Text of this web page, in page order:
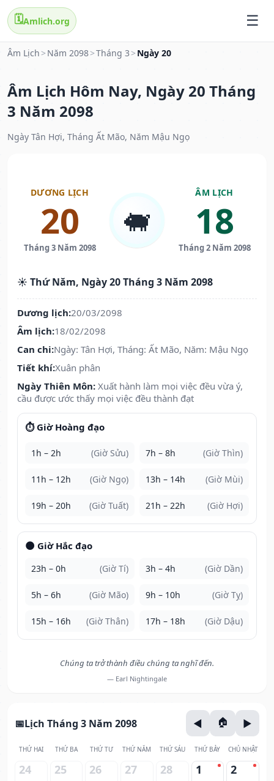
🗓️Amlich.org
Âm Lịch > Năm 2098>Tháng 3 > Ngày 20
Âm Lịch Hôm Nay, Ngày 20 Tháng
3 Năm 2098
Ngày Tân Hợi, Tháng Ất Mão, Năm Mậu Ngọ
DƯƠNG LỊCH
20
Tháng 3 Năm 2098
🐖
ÂM LỊCH
18
Tháng 2 Năm 2098
☀️ Thứ Năm, Ngày 20 Tháng 3 Năm 2098
Dương lịch:20/03/2098
Âm lịch:18/02/2098
Can chi:Ngày: Tân Hợi, Tháng: Ất Mão, Năm: Mậu Ngọ
Tiết khí:Xuân phân
Ngày Thiên Môn: Xuất hành làm mọi việc đều vừa ý,
cầu được ước thấy mọi việc đều thành đạt
⏱️ Giờ Hoàng đạo
1h – 2h (Giờ Sửu) 7h – 8h (Giờ Thìn)
11h – 12h (Giờ Ngọ) 13h – 14h (Giờ Mùi)
19h – 20h (Giờ Tuất) 21h – 22h (Giờ Hợi)
🌑 Giờ Hắc đạo
23h – 0h (Giờ Tí) 3h – 4h (Giờ Dần)
5h – 6h (Giờ Mão) 9h – 10h (Giờ Tỵ)
15h – 16h (Giờ Thân) 17h – 18h (Giờ Dậu)
Chúng ta trở thành điều chúng ta nghĩ đến.
— Earl Nightingale
Lịch Tháng 3 Năm 2098
THỨ HAI THỨ BA THỨ TƯ THỨ NĂM THỨ SÁU THỨ BẢY CHỦ NHẬT
24 25 26 27 28 1 2